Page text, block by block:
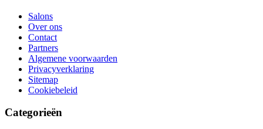
Salons
Over ons
Contact
Partners
Algemene voorwaarden
Privacyverklaring
Sitemap
Cookiebeleid
Categorieën